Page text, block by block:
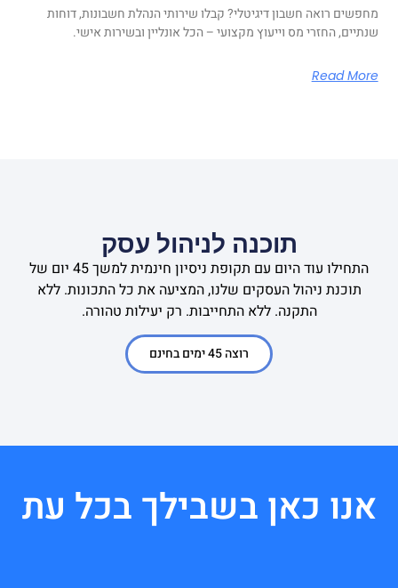
מחפשים רואה חשבון דיגיטלי? קבלו שירותי הנהלת חשבונות, דוחות
שנתיים, החזרי מס וייעוץ מקצועי – הכל אונליין ובשירות אישי.
Read More
תוכנה לניהול עסק
התחילו עוד היום עם תקופת ניסיון חינמית למשך 45 יום של
תוכנת ניהול העסקים שלנו, המציעה את כל התכונות. ללא
התקנה. ללא התחייבות. רק יעילות טהורה.
רוצה 45 ימים בחינם
אנו כאן בשבילך בכל עת